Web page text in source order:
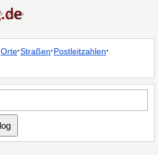
Orte·Straßen·Postleitzahlen·